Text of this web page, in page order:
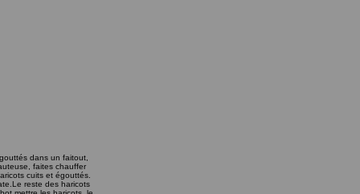
dans un faitout,
faites chauffer
cuits et égouttés.
Le reste des haricots